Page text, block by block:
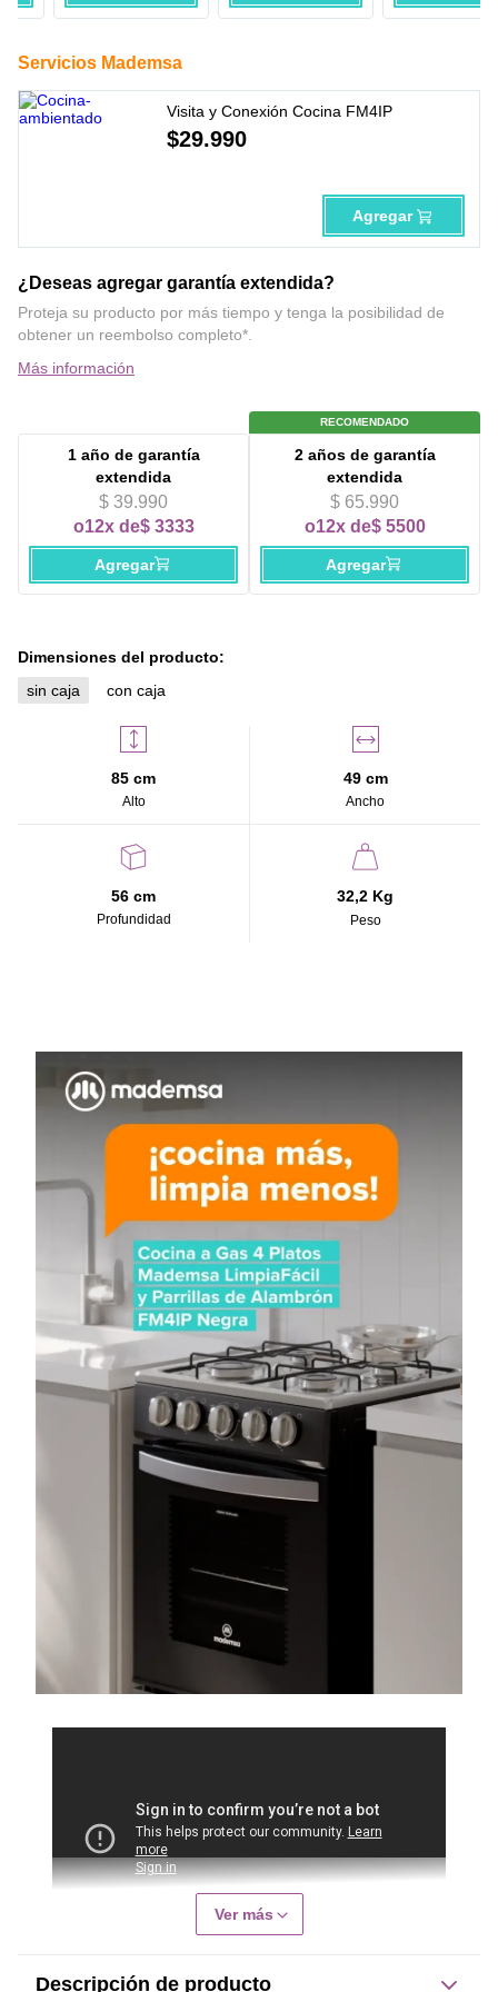
Servicios Mademsa
Visita y Conexión Cocina FM4IP
$29.990
Agregar
¿Deseas agregar garantía extendida?
Proteja su producto por más tiempo y tenga la posibilidad de
obtener un reembolso completo*.
Más información
1 año de garantía
extendida
$ 39.990
o12x de$ 3333
Agregar
RECOMENDADO
2 años de garantía
extendida
$ 65.990
o12x de$ 5500
Agregar
Dimensiones del producto:
sin caja
con caja
85 cm
Alto
49 cm
Ancho
56 cm
Profundidad
32,2 Kg
Peso
Ver más
Descripción de producto